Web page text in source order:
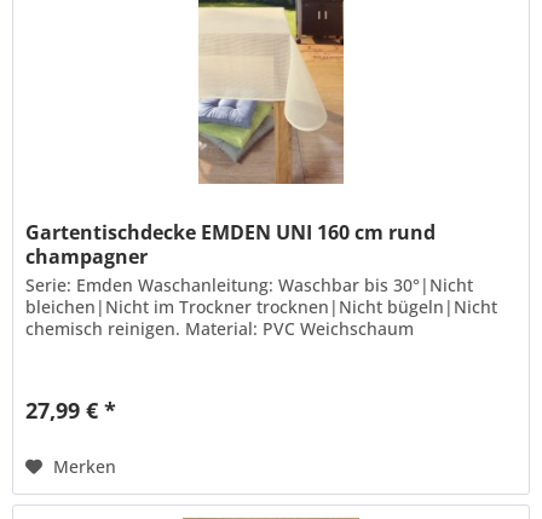
Gartentischdecke EMDEN UNI 160 cm rund
champagner
Serie: Emden Waschanleitung: Waschbar bis 30°|Nicht
bleichen|Nicht im Trockner trocknen|Nicht bügeln|Nicht
chemisch reinigen. Material: PVC Weichschaum
27,99 € *
Merken